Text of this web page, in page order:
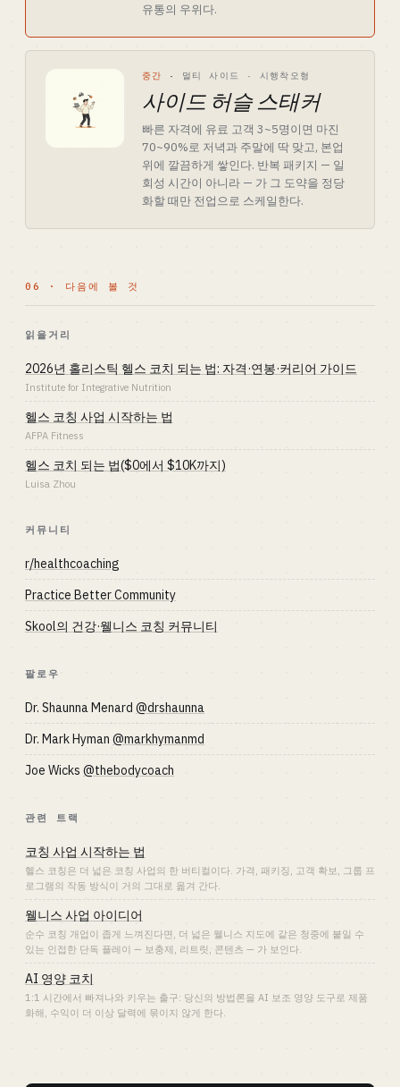
유통의 우위다.
중간 · 멀티 사이드 · 시행착오형
사이드 허슬 스태커
빠른 자격에 유료 고객 3~5명이면 마진
70~90%로 저녁과 주말에 딱 맞고, 본업
위에 깔끔하게 쌓인다. 반복 패키지 — 일
회성 시간이 아니라 — 가 그 도약을 정당
화할 때만 전업으로 스케일한다.
06 · 다음에 볼 것
읽을거리
2026년 홀리스틱 헬스 코치 되는 법: 자격·연봉·커리어 가이드
Institute for Integrative Nutrition
헬스 코칭 사업 시작하는 법
AFPA Fitness
헬스 코치 되는 법($0에서 $10K까지)
Luisa Zhou
커뮤니티
r/healthcoaching
Practice Better Community
Skool의 건강·웰니스 코칭 커뮤니티
팔로우
Dr. Shaunna Menard @drshaunna
Dr. Mark Hyman @markhymanmd
Joe Wicks @thebodycoach
관련 트랙
코칭 사업 시작하는 법
헬스 코칭은 더 넓은 코칭 사업의 한 버티컬이다. 가격, 패키징, 고객 확보, 그룹 프
로그램의 작동 방식이 거의 그대로 옮겨 간다.
웰니스 사업 아이디어
순수 코칭 개업이 좁게 느껴진다면, 더 넓은 웰니스 지도에 같은 청중에 붙일 수
있는 인접한 단독 플레이 — 보충제, 리트릿, 콘텐츠 — 가 보인다.
AI 영양 코치
1:1 시간에서 빠져나와 키우는 출구: 당신의 방법론을 AI 보조 영양 도구로 제품
화해, 수익이 더 이상 달력에 묶이지 않게 한다.